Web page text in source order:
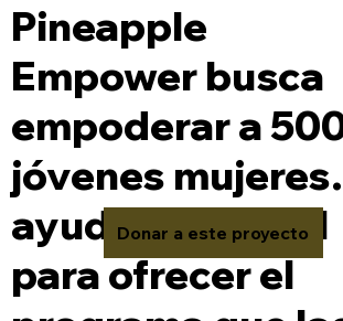
Pineapple
Empower busca
empoderar a
jóvenes
ayuda es crucial
para ofrecer el
Donar a este proyecto